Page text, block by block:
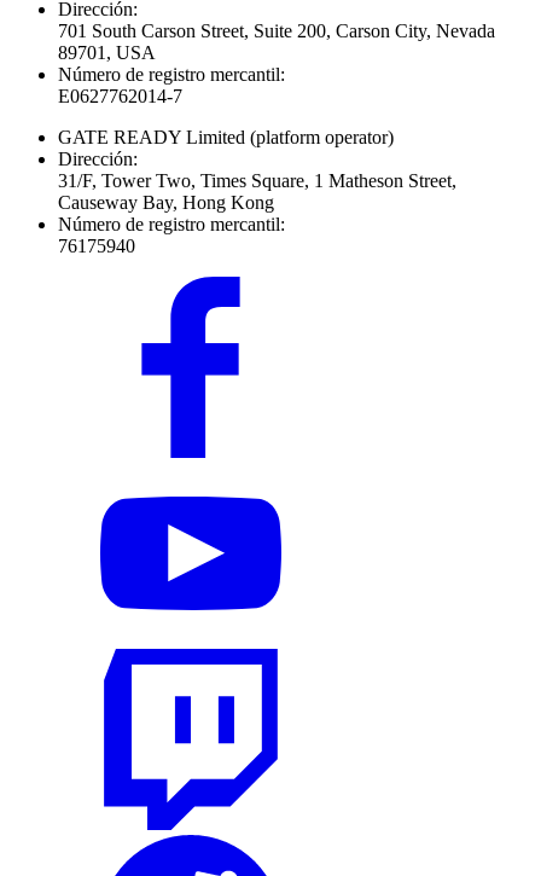
Dirección:
701 South Carson Street, Suite 200, Carson City, Nevada
89701, USA
Número de registro mercantil:
E0627762014-7
GATE READY Limited (platform operator)
Dirección:
31/F, Tower Two, Times Square, 1 Matheson Street,
Causeway Bay, Hong Kong
Número de registro mercantil:
76175940